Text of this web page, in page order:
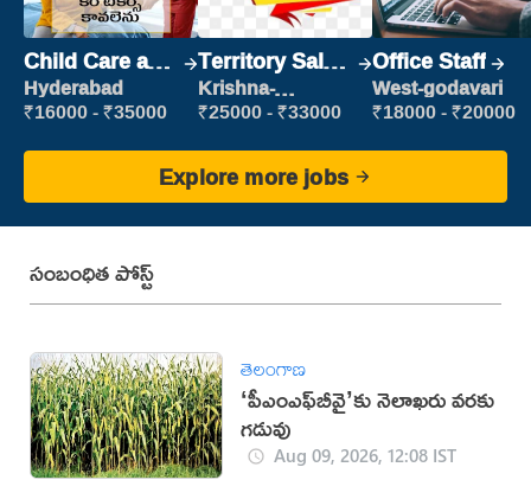
Child Care and
Patient care
Hyderabad
₹16000 - ₹35000
Territory Sales
Manager
Krishna-
vijayawada
₹25000 - ₹33000
Office Staff
West-godavari
₹18000 - ₹20000
Explore more jobs
సంబంధిత పోస్ట్
తెలంగాణ
‘పీఎంఎఫ్‌బీవై’కు నెలాఖరు వరకు
గడువు
Aug 09, 2026, 12:08 IST